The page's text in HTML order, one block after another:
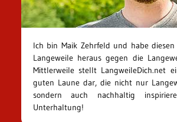
Ich bin Maik Zehrfeld und habe
Langeweile heraus gegen die
Mittlerweile stellt LangweileDich.net
guten Laune dar, die nicht nur
sondern auch nachhaltig
Unterhaltung!